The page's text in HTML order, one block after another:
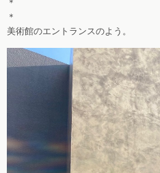
＊
美術館のエントランスのよう。